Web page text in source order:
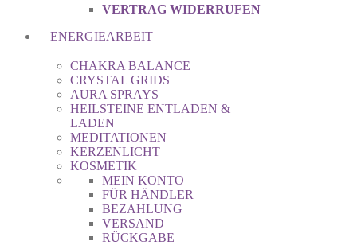
VERTRAG WIDERRUFEN
ENERGIEARBEIT
CHAKRA BALANCE
CRYSTAL GRIDS
AURA SPRAYS
HEILSTEINE ENTLADEN &
LADEN
MEDITATIONEN
KERZENLICHT
KOSMETIK
MEIN KONTO
FÜR HÄNDLER
BEZAHLUNG
VERSAND
RÜCKGABE